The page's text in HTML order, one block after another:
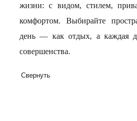
жизни: с видом, стилем,
комфортом. Выбирайте
день — как отдых, а каждая
совершенства.
Свернуть